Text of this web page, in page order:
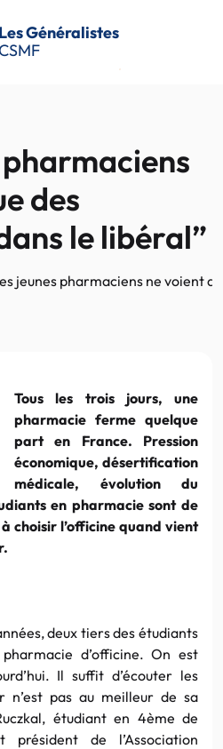
Les Généralistes
pharmaciens
des
le libéral”
jeunes pharmaciens ne voient
Tous les trois jours, une
pharmacie ferme quelque
part en France. Pression
économique, désertification
médicale, évolution du
en pharmacie sont de
choisir l’officine quand vient
deux tiers des étudiants
d’officine. On est
Il suffit d’écouter les
n’est pas au meilleur de sa
étudiant en 4ème de
de l’Association